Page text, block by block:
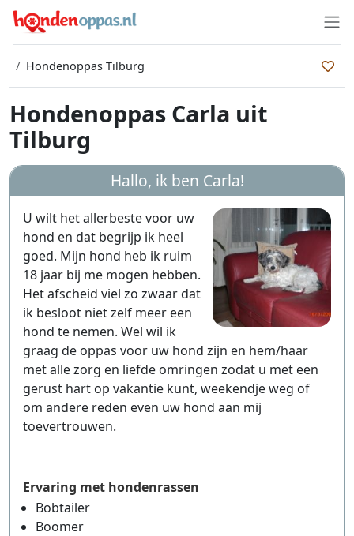
Hondenoppas Tilburg
Hondenoppas Carla uit
Tilburg
Hallo, ik ben Carla!
U wilt het allerbeste voor uw
hond en dat begrijp ik heel
goed. Mijn hond heb ik ruim
18 jaar bij me mogen hebben.
Het afscheid viel zo zwaar dat
ik besloot niet zelf meer een
hond te nemen. Wel wil ik
graag de oppas voor uw hond zijn en hem/haar
met alle zorg en liefde omringen zodat u met een
gerust hart op vakantie kunt, weekendje weg of
om andere reden even uw hond aan mij
toevertrouwen.
Ervaring met hondenrassen
Bobtailer
Boomer